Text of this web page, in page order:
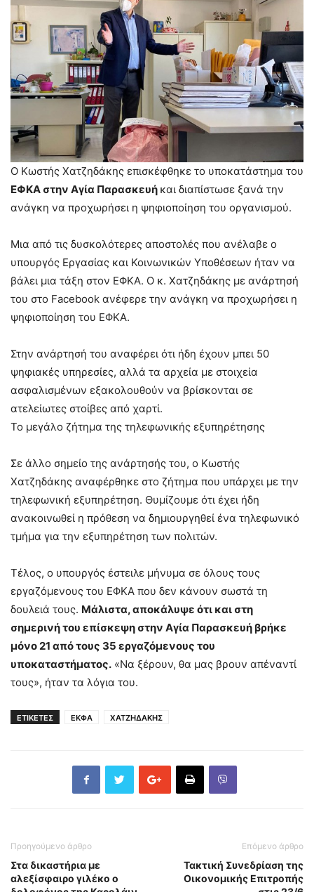
Ο Κωστής Χατζηδάκης επισκέφθηκε το υποκατάστημα του
ΕΦΚΑ στην Αγία Παρασκευή και διαπίστωσε ξανά την
ανάγκη να προχωρήσει η ψηφιοποίηση του οργανισμού.
Μια από τις δυσκολότερες αποστολές που ανέλαβε ο
υπουργός Εργασίας και Κοινωνικών Υποθέσεων ήταν να
βάλει μια τάξη στον ΕΦΚΑ. Ο κ. Χατζηδάκης με ανάρτησή
του στο Facebook ανέφερε την ανάγκη να προχωρήσει η
ψηφιοποίηση του ΕΦΚΑ.
Στην ανάρτησή του αναφέρει ότι ήδη έχουν μπει 50
ψηφιακές υπηρεσίες, αλλά τα αρχεία με στοιχεία
ασφαλισμένων εξακολουθούν να βρίσκονται σε
ατελείωτες στοίβες από χαρτί.
Το μεγάλο ζήτημα της τηλεφωνικής εξυπηρέτησης
Σε άλλο σημείο της ανάρτησής του, ο Κωστής
Χατζηδάκης αναφέρθηκε στο ζήτημα που υπάρχει με την
τηλεφωνική εξυπηρέτηση. Θυμίζουμε ότι έχει ήδη
ανακοινωθεί η πρόθεση να δημιουργηθεί ένα τηλεφωνικό
τμήμα για την εξυπηρέτηση των πολιτών.
Τέλος, ο υπουργός έστειλε μήνυμα σε όλους τους
εργαζόμενους του ΕΦΚΑ που δεν κάνουν σωστά τη
δουλειά τους. Μάλιστα, αποκάλυψε ότι και στη
σημερινή του επίσκεψη στην Αγία Παρασκευή βρήκε
μόνο 21 από τους 35 εργαζόμενους του
υποκαταστήματος. «Να ξέρουν, θα μας βρουν απέναντί
τους», ήταν τα λόγια του.
ΕΤΙΚΕΤΕΣ ΕΚΦΑ ΧΑΤΖΗΔΑΚΗΣ
Προηγούμενο άρθρο
Στα δικαστήρια με
αλεξίσφαιρο γιλέκο ο
Επόμενο άρθρο
Τακτική Συνεδρίαση της
Οικονομικής Επιτροπής